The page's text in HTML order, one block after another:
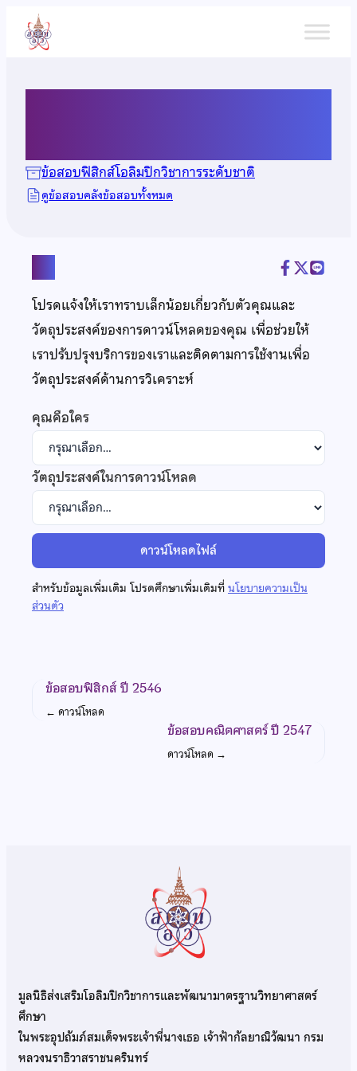
เนื้อหา
ข้อสอบฟิสิกส์โอลิมปิกวิชาการระดับชาติ
ดูข้อสอบคลังข้อสอบทั้งหมด
โปรดแจ้งให้เราทราบเล็กน้อยเกี่ยวกับตัวคุณและ
วัตถุประสงค์ของการดาวน์โหลดของคุณ เพื่อช่วยให้
เราปรับปรุงบริการของเราและติดตามการใช้งานเพื่อ
วัตถุประสงค์ด้านการวิเคราะห์
คุณคือใคร
วัตถุประสงค์ในการดาวน์โหลด
ดาวน์โหลดไฟล์
สำหรับข้อมูลเพิ่มเติม โปรดศึกษาเพิ่มเติมที่นโยบายความเป็น
ส่วนตัว
ข้อสอบฟิสิกส์ ปี 2546
← ดาวน์โหลด
ข้อสอบคณิตศาสตร์ ปี 2547
ดาวน์โหลด →
มูลนิธิส่งเสริมโอลิมปิกวิชาการและพัฒนามาตรฐานวิทยาศาสตร์
ศึกษา
ในพระอุปถัมภ์สมเด็จพระเจ้าพี่นางเธอ เจ้าฟ้ากัลยาณิวัฒนา กรม
หลวงนราธิวาสราชนครินทร์